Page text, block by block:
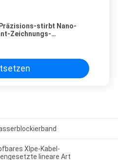
stirbt Nano-
Zeichnungs-
Xlpe-Kabel-
lineare Art